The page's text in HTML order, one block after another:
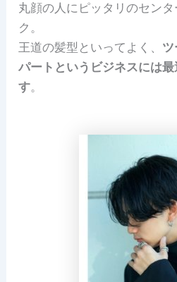
丸顔の人にピッタリのセン
ク。
王道の髪型といってよく、
パートというビジネスには
す。